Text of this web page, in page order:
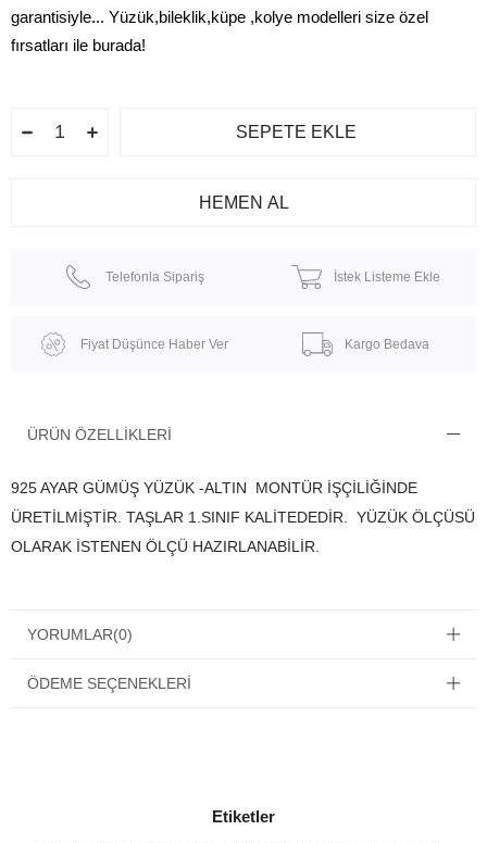
garantisiyle... Yüzük,bileklik,küpe ,kolye modelleri size özel
fırsatları ile burada!
Telefonla Sipariş İstek Listeme Ekle
Fiyat Düşünce Haber Ver Kargo Bedava
ÜRÜN ÖZELLIKLERI
925 AYAR GÜMÜŞ YÜZÜK -ALTIN MONTÜR İŞÇİLİĞİNDE
ÜRETİLMİŞTİR. TAŞLAR 1.SINIF KALİTEDEDİR. YÜZÜK ÖLÇÜSÜ
OLARAK İSTENEN ÖLÇÜ HAZIRLANABİLİR.
YORUMLAR(0)
ÖDEME SEÇENEKLERI
Etiketler